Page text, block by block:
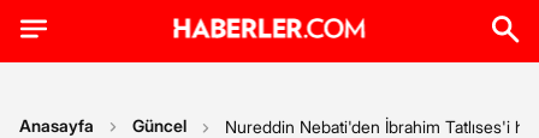
Anasayfa Güncel Nureddin Nebati'den İbrahim Tatlıses'i